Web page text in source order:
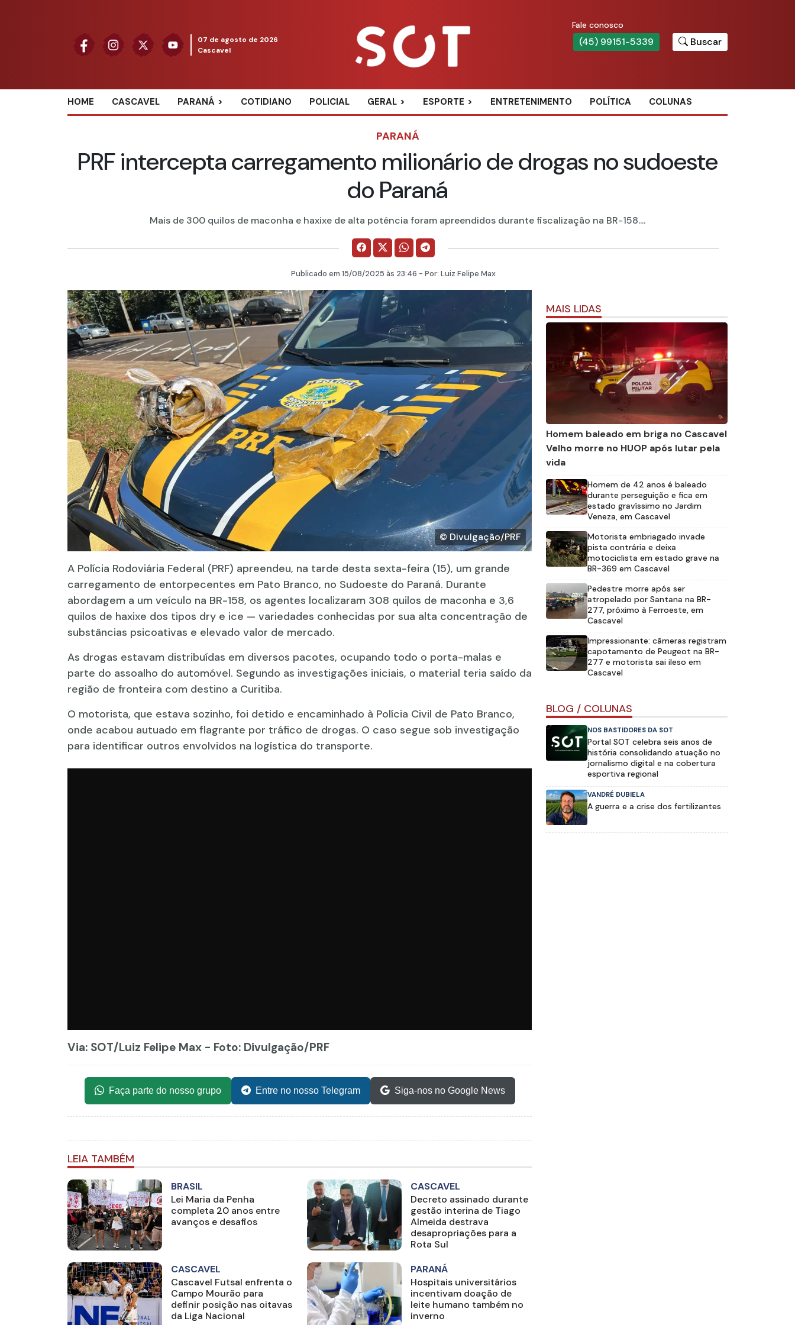
07 de agosto de 2026
Cascavel
Fale conosco
(45) 99151-5339 Buscar
HOME CASCAVEL PARANÁ COTIDIANO POLICIAL GERAL ESPORTE ENTRETENIMENTO POLÍTICA COLUNAS
PARANÁ
PRF intercepta carregamento milionário de drogas no sudoeste
do Paraná
Mais de 300 quilos de maconha e haxixe de alta potência foram apreendidos durante fiscalização na BR-158....
Publicado em 15/08/2025 às 23:46 - Por: Luiz Felipe Max
© Divulgação/PRF
A Polícia Rodoviária Federal (PRF) apreendeu, na tarde desta sexta-feira (15), um grande
carregamento de entorpecentes em Pato Branco, no Sudoeste do Paraná. Durante
abordagem a um veículo na BR-158, os agentes localizaram 308 quilos de maconha e 3,6
quilos de haxixe dos tipos dry e ice — variedades conhecidas por sua alta concentração de
substâncias psicoativas e elevado valor de mercado.
As drogas estavam distribuídas em diversos pacotes, ocupando todo o porta-malas e
parte do assoalho do automóvel. Segundo as investigações iniciais, o material teria saído da
região de fronteira com destino a Curitiba.
O motorista, que estava sozinho, foi detido e encaminhado à Polícia Civil de Pato Branco,
onde acabou autuado em flagrante por tráfico de drogas. O caso segue sob investigação
para identificar outros envolvidos na logística do transporte.
Via: SOT/Luiz Felipe Max - Foto: Divulgação/PRF
Faça parte do nosso grupo Entre no nosso Telegram Siga-nos no Google News
LEIA TAMBÉM
BRASIL
Lei Maria da Penha
completa 20 anos entre
avanços e desafios
CASCAVEL
Decreto assinado durante
gestão interina de Tiago
Almeida destrava
desapropriações para a
Rota Sul
CASCAVEL
Cascavel Futsal enfrenta o
Campo Mourão para
definir posição nas oitavas
da Liga Nacional
PARANÁ
Hospitais universitários
incentivam doação de
leite humano também no
inverno
MAIS LIDAS
Homem baleado em briga no Cascavel
Velho morre no HUOP após lutar pela
vida
Homem de 42 anos é baleado
durante perseguição e fica em
estado gravíssimo no Jardim
Veneza, em Cascavel
Motorista embriagado invade
pista contrária e deixa
motociclista em estado grave na
BR-369 em Cascavel
Pedestre morre após ser
atropelado por Santana na BR-
277, próximo à Ferroeste, em
Cascavel
Impressionante: câmeras registram
capotamento de Peugeot na BR-
277 e motorista sai ileso em
Cascavel
BLOG / COLUNAS
NOS BASTIDORES DA SOT
Portal SOT celebra seis anos de
história consolidando atuação no
jornalismo digital e na cobertura
esportiva regional
VANDRÉ DUBIELA
A guerra e a crise dos fertilizantes